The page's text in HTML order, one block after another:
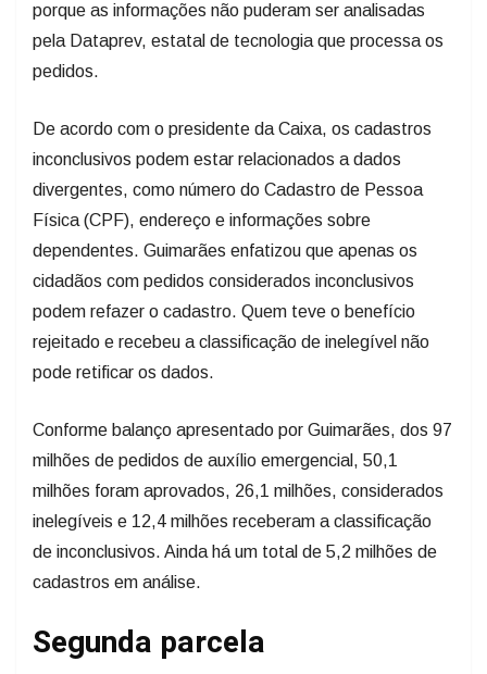
porque as informações não puderam ser analisadas
pela Dataprev, estatal de tecnologia que processa os
pedidos.
De acordo com o presidente da Caixa, os cadastros
inconclusivos podem estar relacionados a dados
divergentes, como número do Cadastro de Pessoa
Física (CPF), endereço e informações sobre
dependentes. Guimarães enfatizou que apenas os
cidadãos com pedidos considerados inconclusivos
podem refazer o cadastro. Quem teve o benefício
rejeitado e recebeu a classificação de inelegível não
pode retificar os dados.
Conforme balanço apresentado por Guimarães, dos 97
milhões de pedidos de auxílio emergencial, 50,1
milhões foram aprovados, 26,1 milhões, considerados
inelegíveis e 12,4 milhões receberam a classificação
de inconclusivos. Ainda há um total de 5,2 milhões de
cadastros em análise.
Segunda parcela